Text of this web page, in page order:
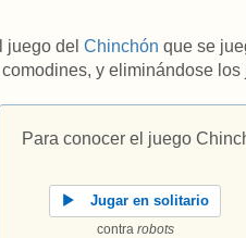
juego del Chinchón que se
y eliminándose
Para conocer el juego
Jugar en solitario
contra robots